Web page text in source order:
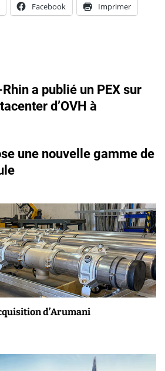
Facebook Imprimer
a publié un PEX sur
d’OVH à
une nouvelle gamme de
d’Arumani